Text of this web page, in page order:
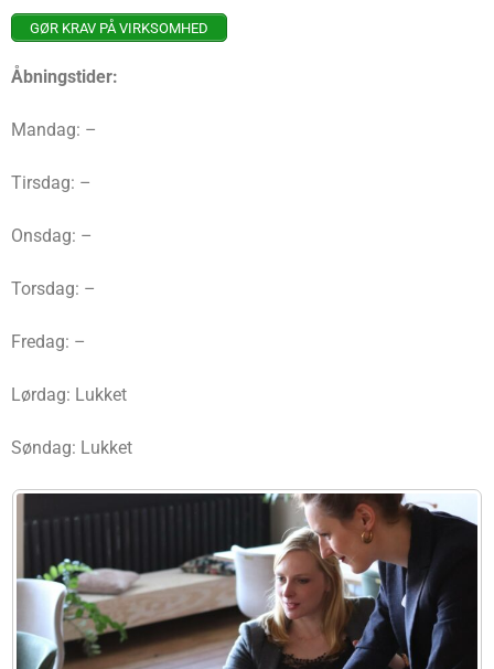
GØR KRAV PÅ VIRKSOMHED
Åbningstider:
Mandag: –
Tirsdag: –
Onsdag: –
Torsdag: –
Fredag: –
Lørdag: Lukket
Søndag: Lukket